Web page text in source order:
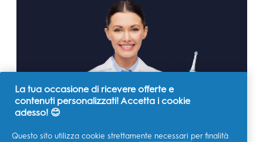
La tua occasione di ricevere offerte e
contenuti personalizzati! Accetta i cookie
adesso! 😊
Questo sito utilizza cookie strettamente necessari per finalità